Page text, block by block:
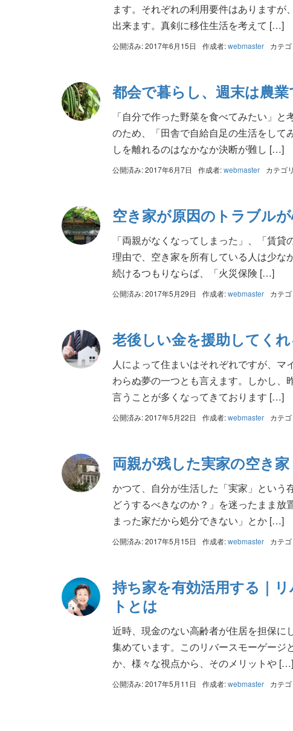
ます。それぞれの利用要件はあります
出来ます。真剣に移住生活を考えて […]
公開済み: 2017年6月15日 作成者:webmaster カテ
都会で暮らし、週末は農
「自分で作った野菜を食べてみたい」
のため、「田舎で自給自足の生活をして
しを離れるのはなかなか決断が難し […]
公開済み: 2017年6月7日 作成者:webmaster カテゴ
空き家が原因のトラブル
「両親がなくなってしまった」、「賃
理由で、空き家を所有している人は少な
続けるつもりならば、「火災保険 […]
公開済み: 2017年5月29日 作成者:webmaster カテ
老後しい金を援助してく
人によって住まいはそれぞれですが、
わらぬ夢の一つとも言えます。しかし、
言うことが多くなってきております […]
公開済み: 2017年5月22日 作成者:webmaster カテ
両親が残した実家の空き
かつて、自分が生活した「実家」という
どうするべきなのか？」を迷ったまま
まった家だから処分できない」とか […]
公開済み: 2017年5月15日 作成者:webmaster カテ
持ち家を有効活用する｜
トとは
近時、現金のない高齢者が住居を担保に
集めています。このリバースモーゲージ
か、様々な視点から、そのメリットや […]
公開済み: 2017年5月11日 作成者:webmaster カテ